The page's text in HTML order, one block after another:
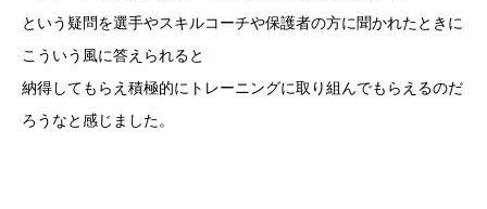
という疑問を選手やスキルコーチや保護者の方に聞かれたときに
こういう風に答えられると
納得してもらえ積極的にトレーニングに取り組んでもらえるのだ
ろうなと感じました。